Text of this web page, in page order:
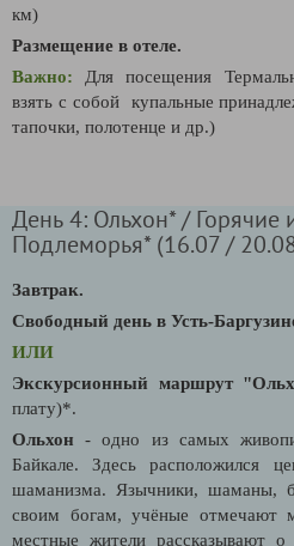
км)
Размещение в отеле.
Важно: Для посещения
взять с собой купальные
тапочки, полотенце и др.)
День 4: Ольхон* / Горячие
Подлеморья* (16.07 /
Завтрак.
Свободный день в Усть-
ИЛИ
Экскурсионный маршрут
плату)*.
Ольхон - одно из самых
Байкале. Здесь расположился
шаманизма. Язычники, шаманы,
своим богам, учёные отмечают
местные жители рассказывают